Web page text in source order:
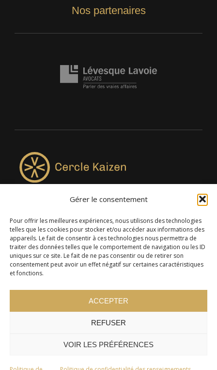
Gérer le consentement
Pour offrir les meilleures expériences, nous utilisons des technologies
telles que les cookies pour stocker et/ou accéder aux informations des
appareils. Le fait de consentir à ces technologies nous permettra de
traiter des données telles que le comportement de navigation ou les ID
uniques sur ce site. Le fait de ne pas consentir ou de retirer son
consentement peut avoir un effet négatif sur certaines caractéristiques
et fonctions.
ACCEPTER
REFUSER
VOIR LES PRÉFÉRENCES
Nos partenaires
4957, rue Lionel-Groulx, bureau 819, Saint-Augustin-de-
Desmaures QC G3A 0M7
© 2024 Cercle Kaizen. Tous droits réservés -